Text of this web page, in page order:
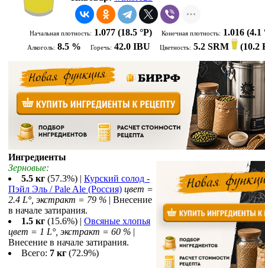
Начальная плотность: 1.077 (18.5 °P) Конечная плотность: 1.016 (4.1
Алкоголь: 8.5 % Горечь: 42.0 IBU Цветность: 5.2 SRM (10.2
Ингредиенты
Зерновые:
5.5 кг (57.3%) | Курский солод -
Пэйл Эль / Pale Ale (Россия) цвет =
2.4 L°, экстракт = 79 % | Внесение
в начале затирания.
1.5 кг (15.6%) | Овсяные хлопья
цвет = 1 L°, экстракт = 60 % |
Внесение в начале затирания.
Всего: 7 кг (72.9%)